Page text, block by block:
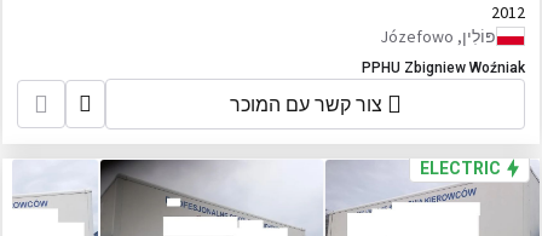
2012
פּוֹלִין, Józefowo
PPHU Zbigniew Woźniak
צור קשר עם המוכר
ELECTRIC